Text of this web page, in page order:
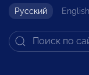
Русский English